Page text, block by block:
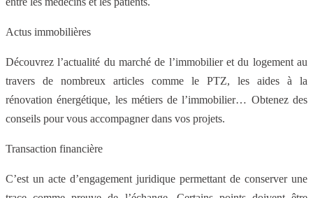
Actus immobilières
Découvrez l’actualité du marché de l’immobilier et du logement au
travers de nombreux articles comme le PTZ, les aides à la
rénovation énergétique, les métiers de l’immobilier… Obtenez des
conseils pour vous accompagner dans vos projets.
Transaction financière
C’est un acte d’engagement juridique permettant de conserver une